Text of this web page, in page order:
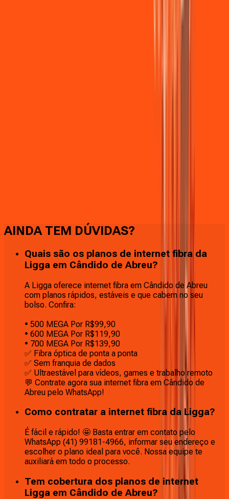
AINDA TEM DÚVIDAS?
Quais são os planos de internet fibra da
Ligga em Cândido de Abreu?
A Ligga oferece internet fibra em Cândido de Abreu
com planos rápidos, estáveis e que cabem no seu
bolso. Confira:
• 500 MEGA Por R$99,90
• 600 MEGA Por R$119,90
• 700 MEGA Por R$139,90
✅ Fibra óptica de ponta a ponta
✅ Sem franquia de dados
✅ Ultraestável para vídeos, games e trabalho remoto
💬 Contrate agora sua internet fibra em Cândido de
Abreu pelo WhatsApp!
Como contratar a internet fibra da Ligga?
É fácil e rápido! 🤩 Basta entrar em contato pelo
WhatsApp (41) 99181-4966, informar seu endereço e
escolher o plano ideal para você. Nossa equipe te
auxiliará em todo o processo.
Tem cobertura dos planos de internet
Ligga em Cândido de Abreu?